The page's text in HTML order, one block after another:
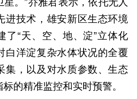
进技术，雄安新区生态环境
了“天、空、地、淀”立体化
白洋淀复杂水体状况的全覆
集，以及对水质参数、生态
的精准监控和实时预警。